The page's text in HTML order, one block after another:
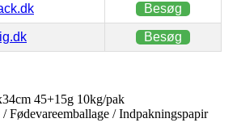
Besøg
Besøg
45+15g 10kg/pak
Fødevareemballage / Indpakningspapir